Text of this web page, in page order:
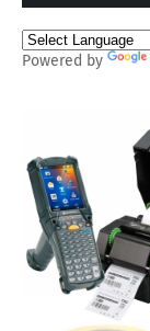
Powered by